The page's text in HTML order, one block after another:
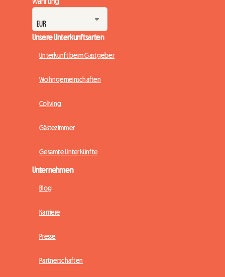
Unsere Unterkunftsarten
Unterkunft beim Gastgeber
Wohngemeinschaften
Coliving
Gästezimmer
Gesamte Unterkünfte
Unternehmen
Blog
Karriere
Presse
Partnerschaften